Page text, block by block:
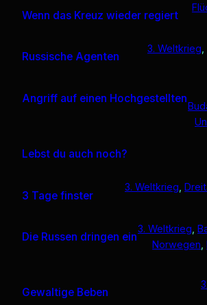
Wenn das Kreuz wieder regiert
Russische Agenten
3. Weltkrieg
Angriff auf einen Hochgestellten
Lebst du auch noch?
3 Tage finster
3. Weltkrieg
Die Russen dringen ein
3. Weltkrieg
Norwegen
Gewaltige Beben